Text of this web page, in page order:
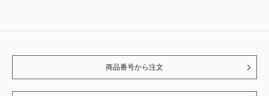
商品番号から注文